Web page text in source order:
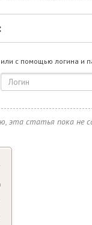
или с помощью логина и
эта статья пока не